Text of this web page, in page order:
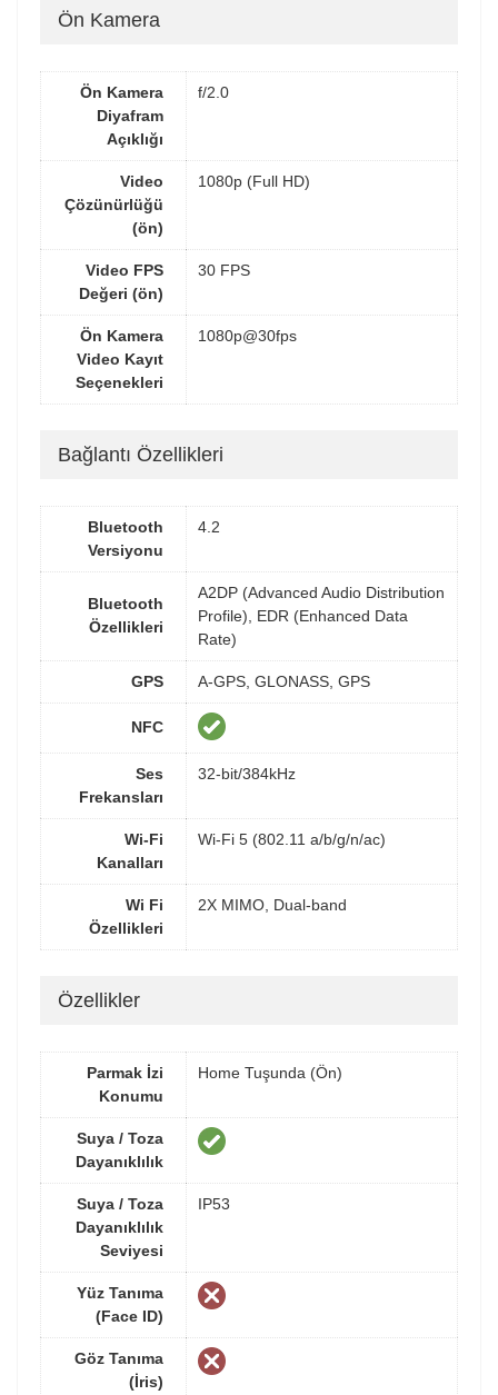
Ön Kamera
Ön Kamera
Diyafram
Açıklığı
f/2.0
Video
Çözünürlüğü
(ön)
1080p (Full HD)
Video FPS
Değeri (ön)
30 FPS
Ön Kamera
Video Kayıt
Seçenekleri
1080p@30fps
Bağlantı Özellikleri
Bluetooth
Versiyonu
4.2
Bluetooth
Özellikleri
A2DP (Advanced Audio Distribution
Profile), EDR (Enhanced Data
Rate)
GPS A-GPS, GLONASS, GPS
NFC
Ses
Frekansları
32-bit/384kHz
Wi-Fi
Kanalları
Wi-Fi 5 (802.11 a/b/g/n/ac)
Wi Fi
Özellikleri
2X MIMO, Dual-band
Özellikler
Parmak İzi
Konumu
Home Tuşunda (Ön)
Suya / Toza
Dayanıklılık
Suya / Toza
Dayanıklılık
Seviyesi
IP53
Yüz Tanıma
(Face ID)
Göz Tanıma
(İris)